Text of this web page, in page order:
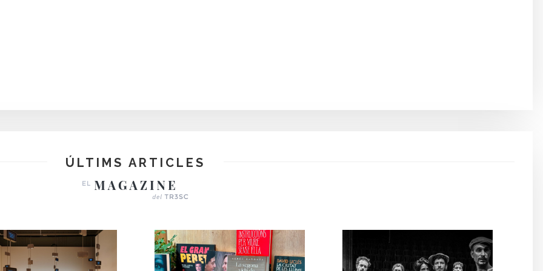
ÚLTIMS ARTICLES